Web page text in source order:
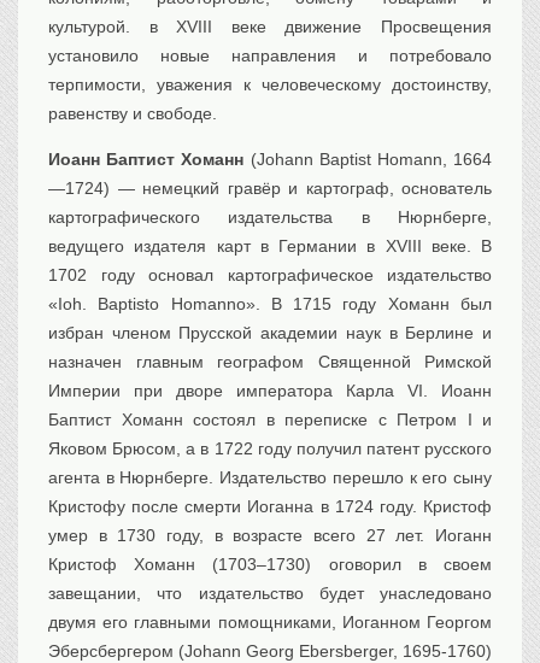
культурой. в XVIII веке движение Просвещения
установило новые направления и потребовало
терпимости, уважения к человеческому достоинству,
равенству и свободе.
Иоанн Баптист Хоманн (Johann Baptist Homann, 1664
—1724) — немецкий гравёр и картограф, основатель
картографического издательства в Нюрнберге,
ведущего издателя карт в Германии в XVIII веке. В
1702 году основал картографическое издательство
«Ioh. Baptisto Homanno». В 1715 году Хоманн был
избран членом Прусской академии наук в Берлине и
назначен главным географом Священной Римской
Империи при дворе императора Карла VI. Иоанн
Баптист Хоманн состоял в переписке с Петром I и
Яковом Брюсом, а в 1722 году получил патент русского
агента в Нюрнберге. Издательство перешло к его сыну
Кристофу после смерти Иоганна в 1724 году. Кристоф
умер в 1730 году, в возрасте всего 27 лет. Иоганн
Кристоф Хоманн (1703–1730) оговорил в своем
завещании, что издательство будет унаследовано
двумя его главными помощниками, Иоганном Георгом
Эберсбергером (Johann Georg Ebersberger, 1695-1760)